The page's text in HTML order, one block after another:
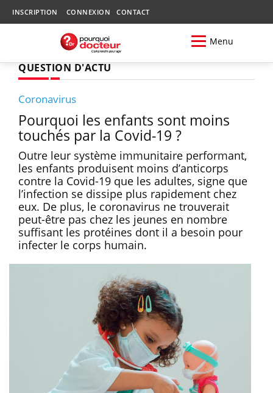
INSCRIPTION CONNEXION CONTACT
Menu
QUESTION D'ACTU
Coronavirus
Pourquoi les enfants sont moins
touchés par la Covid-19 ?
Outre leur système immunitaire performant,
les enfants produisent moins d’anticorps
contre la Covid-19 que les adultes, signe que
l’infection se dissipe plus rapidement chez
eux. De plus, le coronavirus ne trouverait
peut-être pas chez les jeunes en nombre
suffisant les protéines dont il a besoin pour
infecter le corps humain.